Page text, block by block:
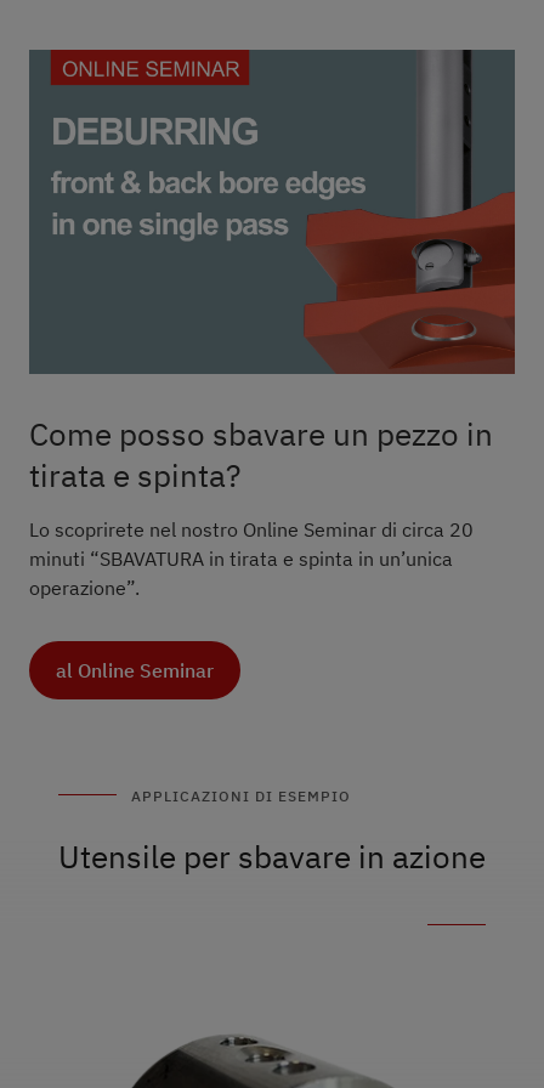
Come posso sbavare un pezzo in
tirata e spinta?
Lo scoprirete nel nostro Online Seminar di circa 20
minuti “SBAVATURA in tirata e spinta in un’unica
operazione”.
al Online Seminar
APPLICAZIONI DI ESEMPIO
Utensile per sbavare in azione